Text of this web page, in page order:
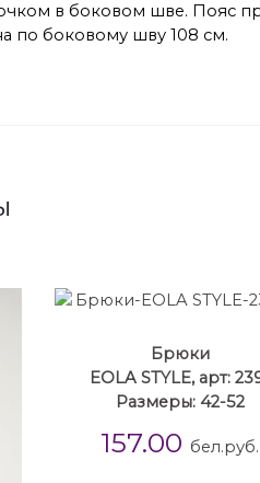
в боковом шве. Пояс
по боковому шву 108 см.
Брюки
EOLA STYLE, арт:
Размеры: 42-52
157.00 бел.руб.